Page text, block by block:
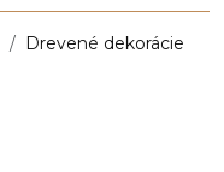
Drevené dekorácie